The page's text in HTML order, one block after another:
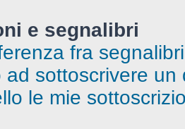
e segnalibri
fra
ad sottoscrivere
le mie